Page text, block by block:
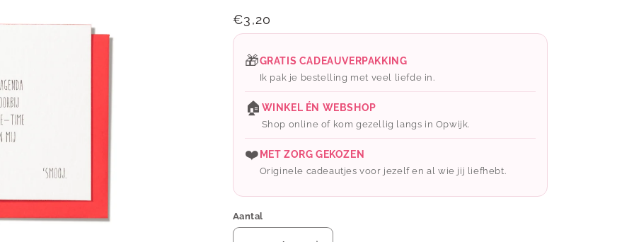
Normale
prijs
€3,20
🎁GRATIS CADEAUVERPAKKING
Ik pak je bestelling met veel liefde in.
🏠 WINKEL ÉN WEBSHOP
Shop online of kom gezellig langs in Opwijk.
❤️ MET ZORG GEKOZEN
Originele cadeautjes voor jezelf en al wie jij liefhebt.
Aantal